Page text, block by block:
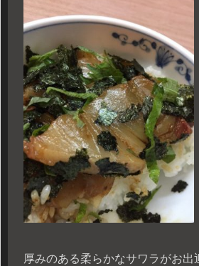
厚みのある柔らかなサワラがお出